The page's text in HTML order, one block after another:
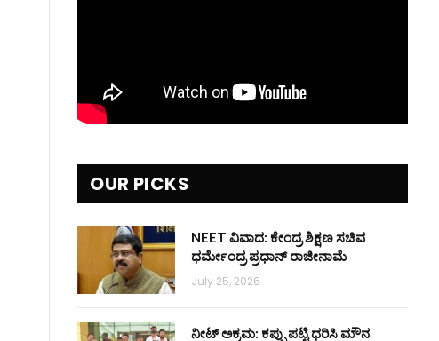
OUR PICKS
NEET ವಿವಾದ: ಕೇಂದ್ರ ಶಿಕ್ಷಣ ಸಚಿವ
ಧರ್ಮೇಂದ್ರ ಪ್ರಧಾನ್ ರಾಜೀನಾಮೆ
July 25, 2026
ನೀಟ್ ಅಕ್ರಮ: ಕಪ್ಪು ಪಟ್ಟಿ ಧರಿಸಿ ಮೌನ